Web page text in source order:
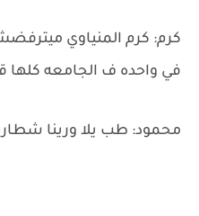
كرم: كرم المنياوي
في واحده ف الجامعه كلها
محمود: طب يلا ورينا